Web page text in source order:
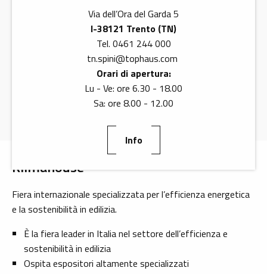
Klimahouse
Fiera internazionale specializzata per l’efficienza energetica
e la sostenibilità in edilizia.
È la fiera leader in Italia nel settore dell’efficienza e
sostenibilità in edilizia
Ospita espositori altamente specializzati
Via dell’Ora del Garda 5
I-38121 Trento (TN)
Tel. 0461 244 000
tn.spini@tophaus.com
Orari di apertura:
Lu - Ve: ore 6.30 - 18.00
Sa: ore 8.00 - 12.00
Info